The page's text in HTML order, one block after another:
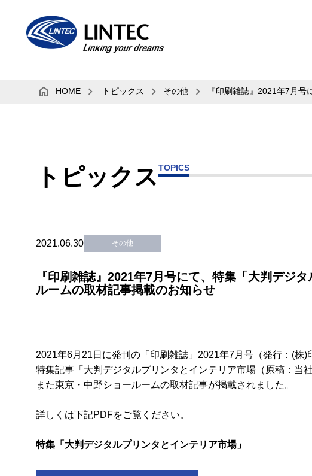
HOME トピックス その他 『印刷雑誌』2021年7月
トピックス TOPICS
2021.06.30 その他
『印刷雑誌』2021年7月号にて、特集「大判デジ
ルームの取材記事掲載のお知らせ
2021年6月21日に発刊の「印刷雑誌」2021年7月号（発行：(株)
特集記事「大判デジタルプリンタとインテリア市場（原稿：当
また東京・中野ショールームの取材記事が掲載されました。
詳しくは下記PDFをご覧ください。
特集「大判デジタルプリンタとインテリア市場」